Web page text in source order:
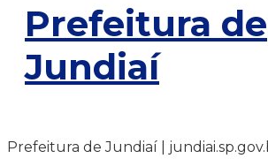
Prefeitura de
Jundiaí
Prefeitura de Jundiaí |